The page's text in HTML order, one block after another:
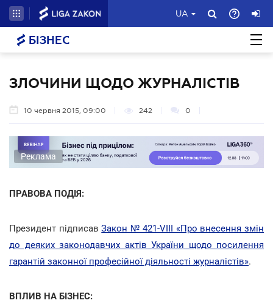
UA
БІЗНЕС
ЗЛОЧИНИ ЩОДО ЖУРНАЛІСТІВ
10 червня 2015, 09:00 242 0
Реклама
ПРАВОВА ПОДІЯ:
Президент підписавЗакон № 421-VIII «Про внесення змін
до деяких законодавчих актів України щодо посилення
гарантій законної професійної діяльності журналістів».
ВПЛИВ НА БІЗНЕС: